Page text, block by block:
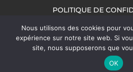
POLITIQUE DE
NOUS
Nous utilisons des cookies pour
expérience sur notre site web. Si
site, nous supposerons que
OK